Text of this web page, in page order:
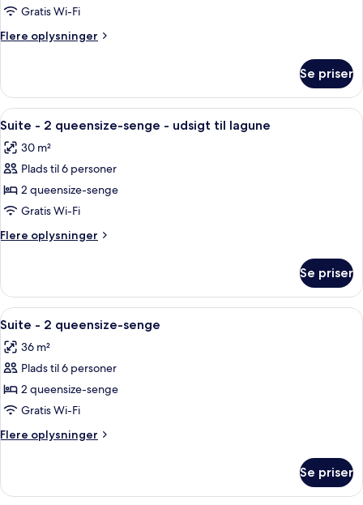
mobilitet
-
1
soveværelse
Gratis Wi-Fi
Flere oplysninger
Flere
-
soveværelse
Se priser
Indlæs
alle
billeder
af
Suite
-
2
queensize-
-
udsigt
til
lagune
Et hotelværelse med to senge, et
8
Suite - 2 queensize-senge - udsigt til lagune
30 m²
Plads til 6 personer
2 queensize-senge
Gratis Wi-Fi
Flere oplysninger
Flere
-
queensize-
udsigt
lagune
Se priser
Indlæs
alle
billeder
af
Suite
-
2
queensize-
Et hotelværelse med to senge, et
8
Suite - 2 queensize-senge
36 m²
Plads til 6 personer
2 queensize-senge
Gratis Wi-Fi
Flere oplysninger
Flere
-
Se priser